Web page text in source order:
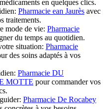
en quelques clics.
Pharmacie ean Jaurès avec
traitements.
mode de vie: Pharmacie
du temps au quotidien.
situation: Pharmacie
des soins adaptés à vos
Pharmacie DU
MOTTE pour commander vos
Pharmacie De Rocabey